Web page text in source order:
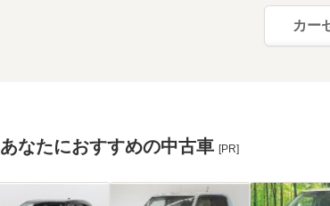
カー
あなたにおすすめの中古車 [PR]